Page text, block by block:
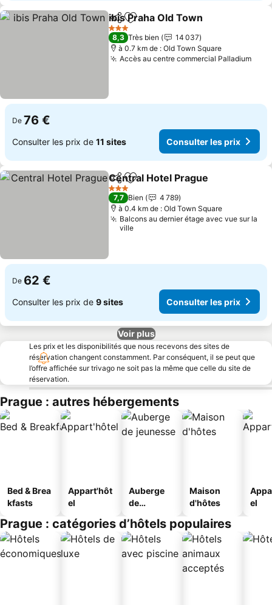
PartagerAjouter à mes favoris
ibis Praha Old Town
3 Étoiles
8,3 Très bien
14 037
à 0.7 km de : Old Town Square
Accès au centre commercial Palladium
De 76 €
Consulter les prix de 11 sites Consulter les prix
PartagerAjouter à mes favoris
Central Hotel Prague
3 Étoiles
7,7 Bien
4 789
à 0.4 km de : Old Town Square
Balcons au dernier étage avec vue sur la
ville
De 62 €
Consulter les prix de 9 sites Consulter les prix
Voir plus
Les prix et les disponibilités que nous recevons des sites de
réservation changent constamment. Par conséquent, il se peut que
l’offre affichée sur trivago ne soit pas la même que celle du site de
réservation.
Prague : autres hébergements
Bed & Brea
kfasts
Appart'hôt
el
Auberge
de
Maison
d'hôtes
el
Prague : catégories d’hôtels populaires